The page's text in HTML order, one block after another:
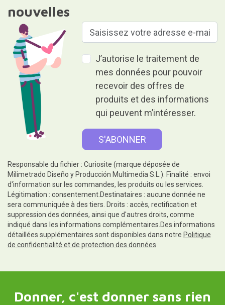
nouvelles
J’autorise le traitement de
mes données pour pouvoir
recevoir des offres de
produits et des informations
qui peuvent m’intéresser.
Responsable du fichier : Curiosite (marque déposée de
Milimetrado Diseño y Producción Multimedia S.L.). Finalité : envoi
d'information sur les commandes, les produits ou les services.
Légitimation : consentement.Destinataires : aucune donnée ne
sera communiquée à des tiers. Droits : accès, rectification et
suppression des données, ainsi que d'autres droits, comme
indiqué dans les informations complémentaires.Des informations
détaillées supplémentaires sont disponibles dans notre Politique
de confidentialité et de protection des données
Donner, c'est donner sans rien